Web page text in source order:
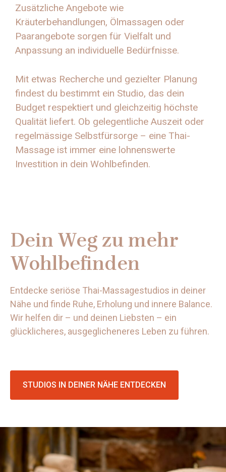
Zusätzliche Angebote wie
Kräuterbehandlungen, Ölmassagen oder
Paarangebote sorgen für Vielfalt und
Anpassung an individuelle Bedürfnisse.
Mit etwas Recherche und gezielter Planung
findest du bestimmt ein Studio, das dein
Budget respektiert und gleichzeitig höchste
Qualität liefert. Ob gelegentliche Auszeit oder
regelmässige Selbstfürsorge – eine Thai-
Massage ist immer eine lohnenswerte
Investition in dein Wohlbefinden.
Dein Weg zu mehr
Wohlbefinden
Entdecke seriöse Thai-Massagestudios in deiner
Nähe und finde Ruhe, Erholung und innere Balance.
Wir helfen dir – und deinen Liebsten – ein
glücklicheres, ausgeglicheneres Leben zu führen.
STUDIOS IN DEINER NÄHE ENTDECKEN